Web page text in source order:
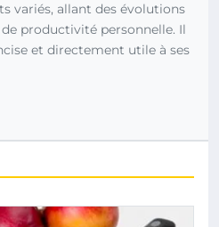
variés, allant des évolutions
productivité personnelle. Il
et directement utile à ses